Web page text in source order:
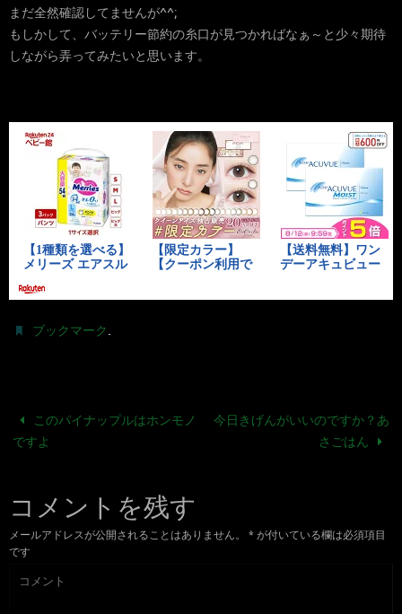
まだ全然確認してませんが^^;
もしかして、バッテリー節約の糸口が見つかればなぁ～と少々期待
しながら弄ってみたいと思います。
ブックマーク.
このパイナップルはホンモノ
ですよ
今日きげんがいいのですか？あ
さごはん
コメントを残す
メールアドレスが公開されることはありません。 * が付いている欄は必須項目
です